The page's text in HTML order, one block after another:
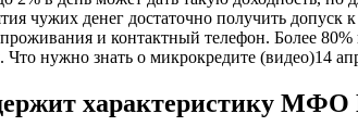
чужих денег достаточно получить
и контактный телефон. Более 80%
нужно знать о микрокредите (видео)14
характеристику